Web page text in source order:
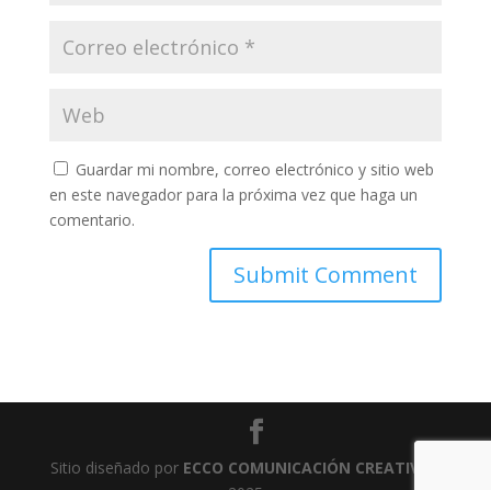
Guardar mi nombre, correo electrónico y sitio web
en este navegador para la próxima vez que haga un
comentario.
Sitio diseñado por ECCO COMUNICACIÓN CREATIVA